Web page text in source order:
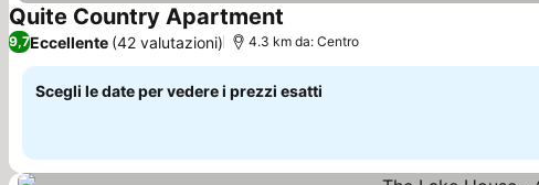
Quite Country Apartment
9,7Eccellente (42 valutazioni) 4.3 km da: Centro
Scegli le date per vedere i prezzi esatti